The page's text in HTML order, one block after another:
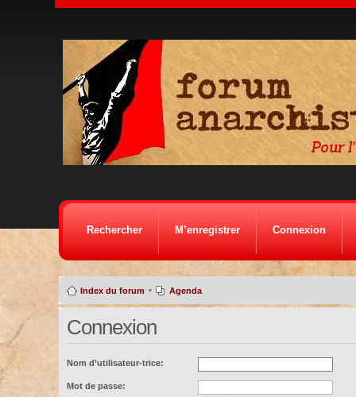
Rechercher M’enregistrer Connexion
Index du forum • Agenda
Connexion
Nom d’utilisateur-trice:
Mot de passe: